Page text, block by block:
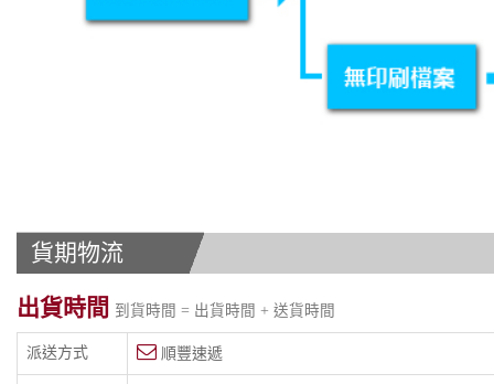
貨期物流
出貨時間 到貨時間 = 出貨時間 + 送貨時間
派送方式 順豐速遞